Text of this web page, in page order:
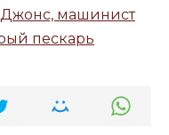
машинист
пескарь